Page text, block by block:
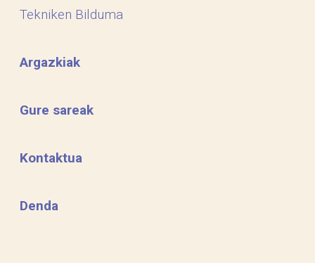
Tekniken Bilduma
Argazkiak
Gure sareak
Kontaktua
Denda